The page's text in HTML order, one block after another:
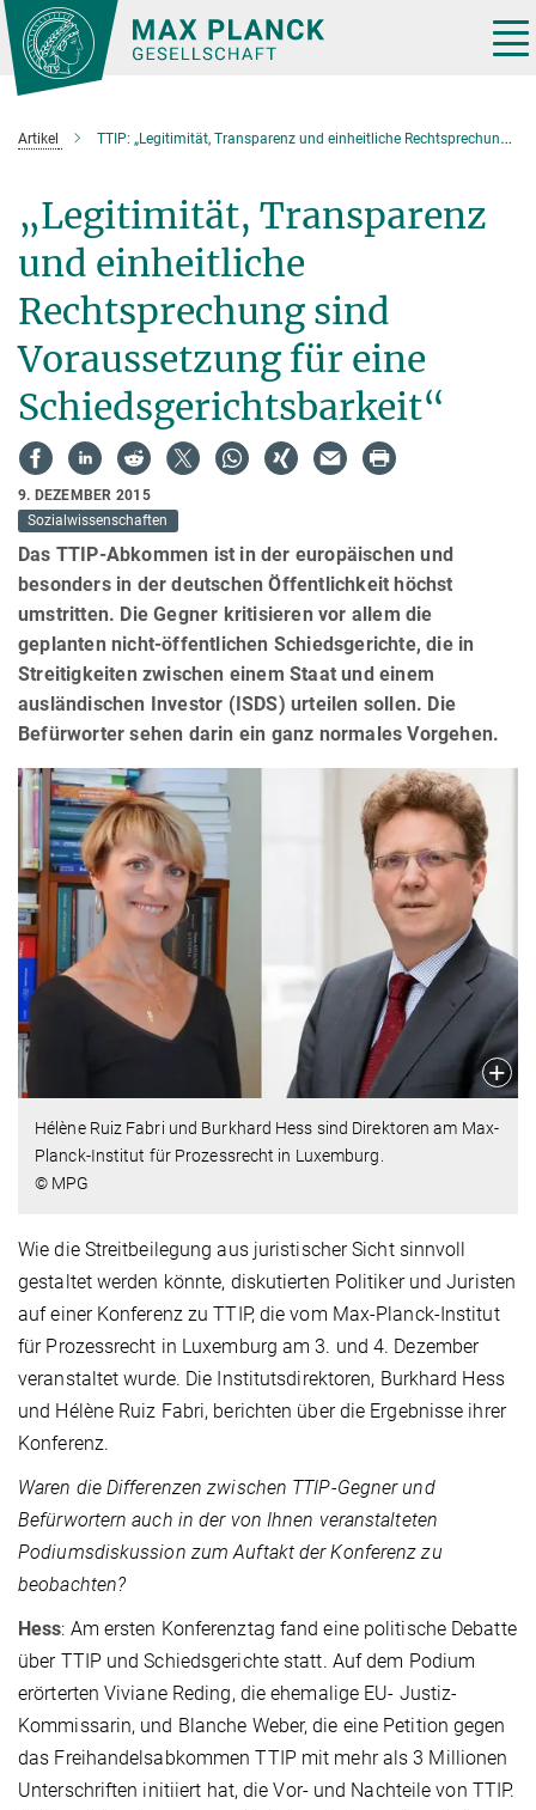
Hauptinhalt
Artikel TTIP: „Legitimität, Transparenz und einheitliche Rechtsprechung sind Voraussetzung für eine Schiedsgerichtsbarkeit“
„Legitimität, Transparenz
und einheitliche
Rechtsprechung sind
Voraussetzung für eine
Schiedsgerichtsbarkeit“
9. DEZEMBER 2015
Sozialwissenschaften
Das TTIP-Abkommen ist in der europäischen und
besonders in der deutschen Öffentlichkeit höchst
umstritten. Die Gegner kritisieren vor allem die
geplanten nicht-öffentlichen Schiedsgerichte, die in
Streitigkeiten zwischen einem Staat und einem
ausländischen Investor (ISDS) urteilen sollen. Die
Befürworter sehen darin ein ganz normales Vorgehen.
Hélène Ruiz Fabri und Burkhard Hess sind Direktoren am Max-
Planck-Institut für Prozessrecht in Luxemburg.
© MPG
Wie die Streitbeilegung aus juristischer Sicht sinnvoll
gestaltet werden könnte, diskutierten Politiker und Juristen
auf einer Konferenz zu TTIP, die vom Max-Planck-Institut
für Prozessrecht in Luxemburg am 3. und 4. Dezember
veranstaltet wurde. Die Institutsdirektoren, Burkhard Hess
und Hélène Ruiz Fabri, berichten über die Ergebnisse ihrer
Konferenz.
Waren die Differenzen zwischen TTIP-Gegner und
Befürwortern auch in der von Ihnen veranstalteten
Podiumsdiskussion zum Auftakt der Konferenz zu
beobachten?
Hess: Am ersten Konferenztag fand eine politische Debatte
über TTIP und Schiedsgerichte statt. Auf dem Podium
erörterten Viviane Reding, die ehemalige EU- Justiz-
Kommissarin, und Blanche Weber, die eine Petition gegen
das Freihandelsabkommen TTIP mit mehr als 3 Millionen
Unterschriften initiiert hat, die Vor- und Nachteile von TTIP.